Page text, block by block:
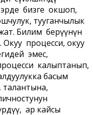
бизге окшоп,
тууганчылык
Билим берүүнүн
процесси, окуу
эмес,
калыптанып,
басым
талантына,
ар кайсы